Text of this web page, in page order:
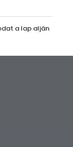
a lap alján